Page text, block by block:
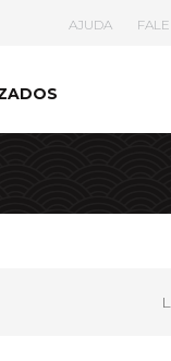
AJUDA